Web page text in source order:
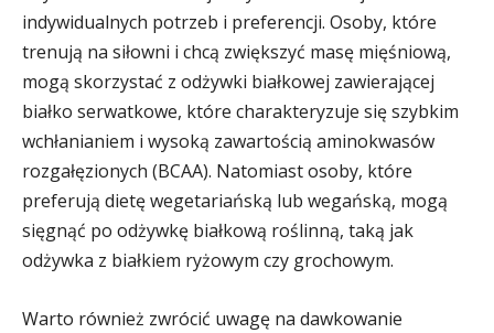
indywidualnych potrzeb i preferencji. Osoby, które
trenują na siłowni i chcą zwiększyć masę mięśniową,
mogą skorzystać z odżywki białkowej zawierającej
białko serwatkowe, które charakteryzuje się szybkim
wchłanianiem i wysoką zawartością aminokwasów
rozgałęzionych (BCAA). Natomiast osoby, które
preferują dietę wegetariańską lub wegańską, mogą
sięgnąć po odżywkę białkową roślinną, taką jak
odżywka z białkiem ryżowym czy grochowym.
Warto również zwrócić uwagę na dawkowanie